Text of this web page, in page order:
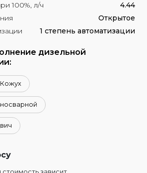
100%, л/ч
4.44
Открытое
1 степень автоматизации
дизельной
Кожух